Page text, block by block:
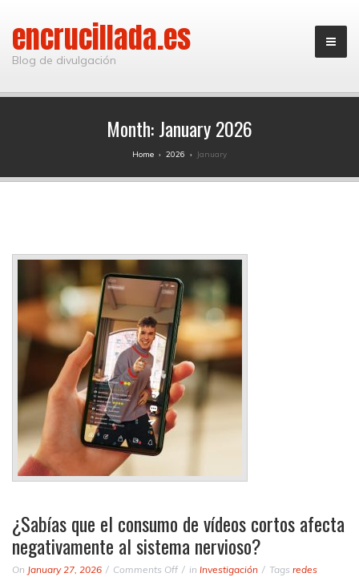
encrucillada.es
Blog de divulgación
Month:January 2026
Home › 2026 › January
¿Sabías que el consumo de vídeos cortos afecta
negativamente al sistema nervioso?
On January 27, 2026 Comments Offon in Investigación Tags redes